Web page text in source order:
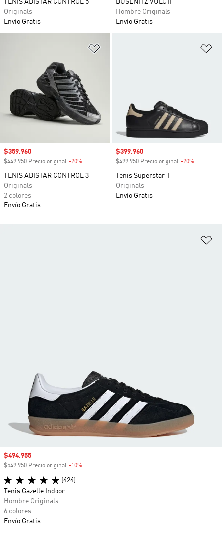
TENIS ADISTAR CONTROL 5
Originals
Envío Gratis
BUSENITZ VULC II
Hombre Originals
Envío Gratis
Precio de venta
$359.960
$449.950 Precio original -20%
TENIS ADISTAR CONTROL 3
Originals
2 colores
Envío Gratis
Precio de venta
$399.960
$499.950 Precio original -20%
Tenis Superstar II
Originals
Envío Gratis
Precio de venta
$494.955
$549.950 Precio original -10%
(424)
Tenis Gazelle Indoor
Hombre Originals
6 colores
Envío Gratis